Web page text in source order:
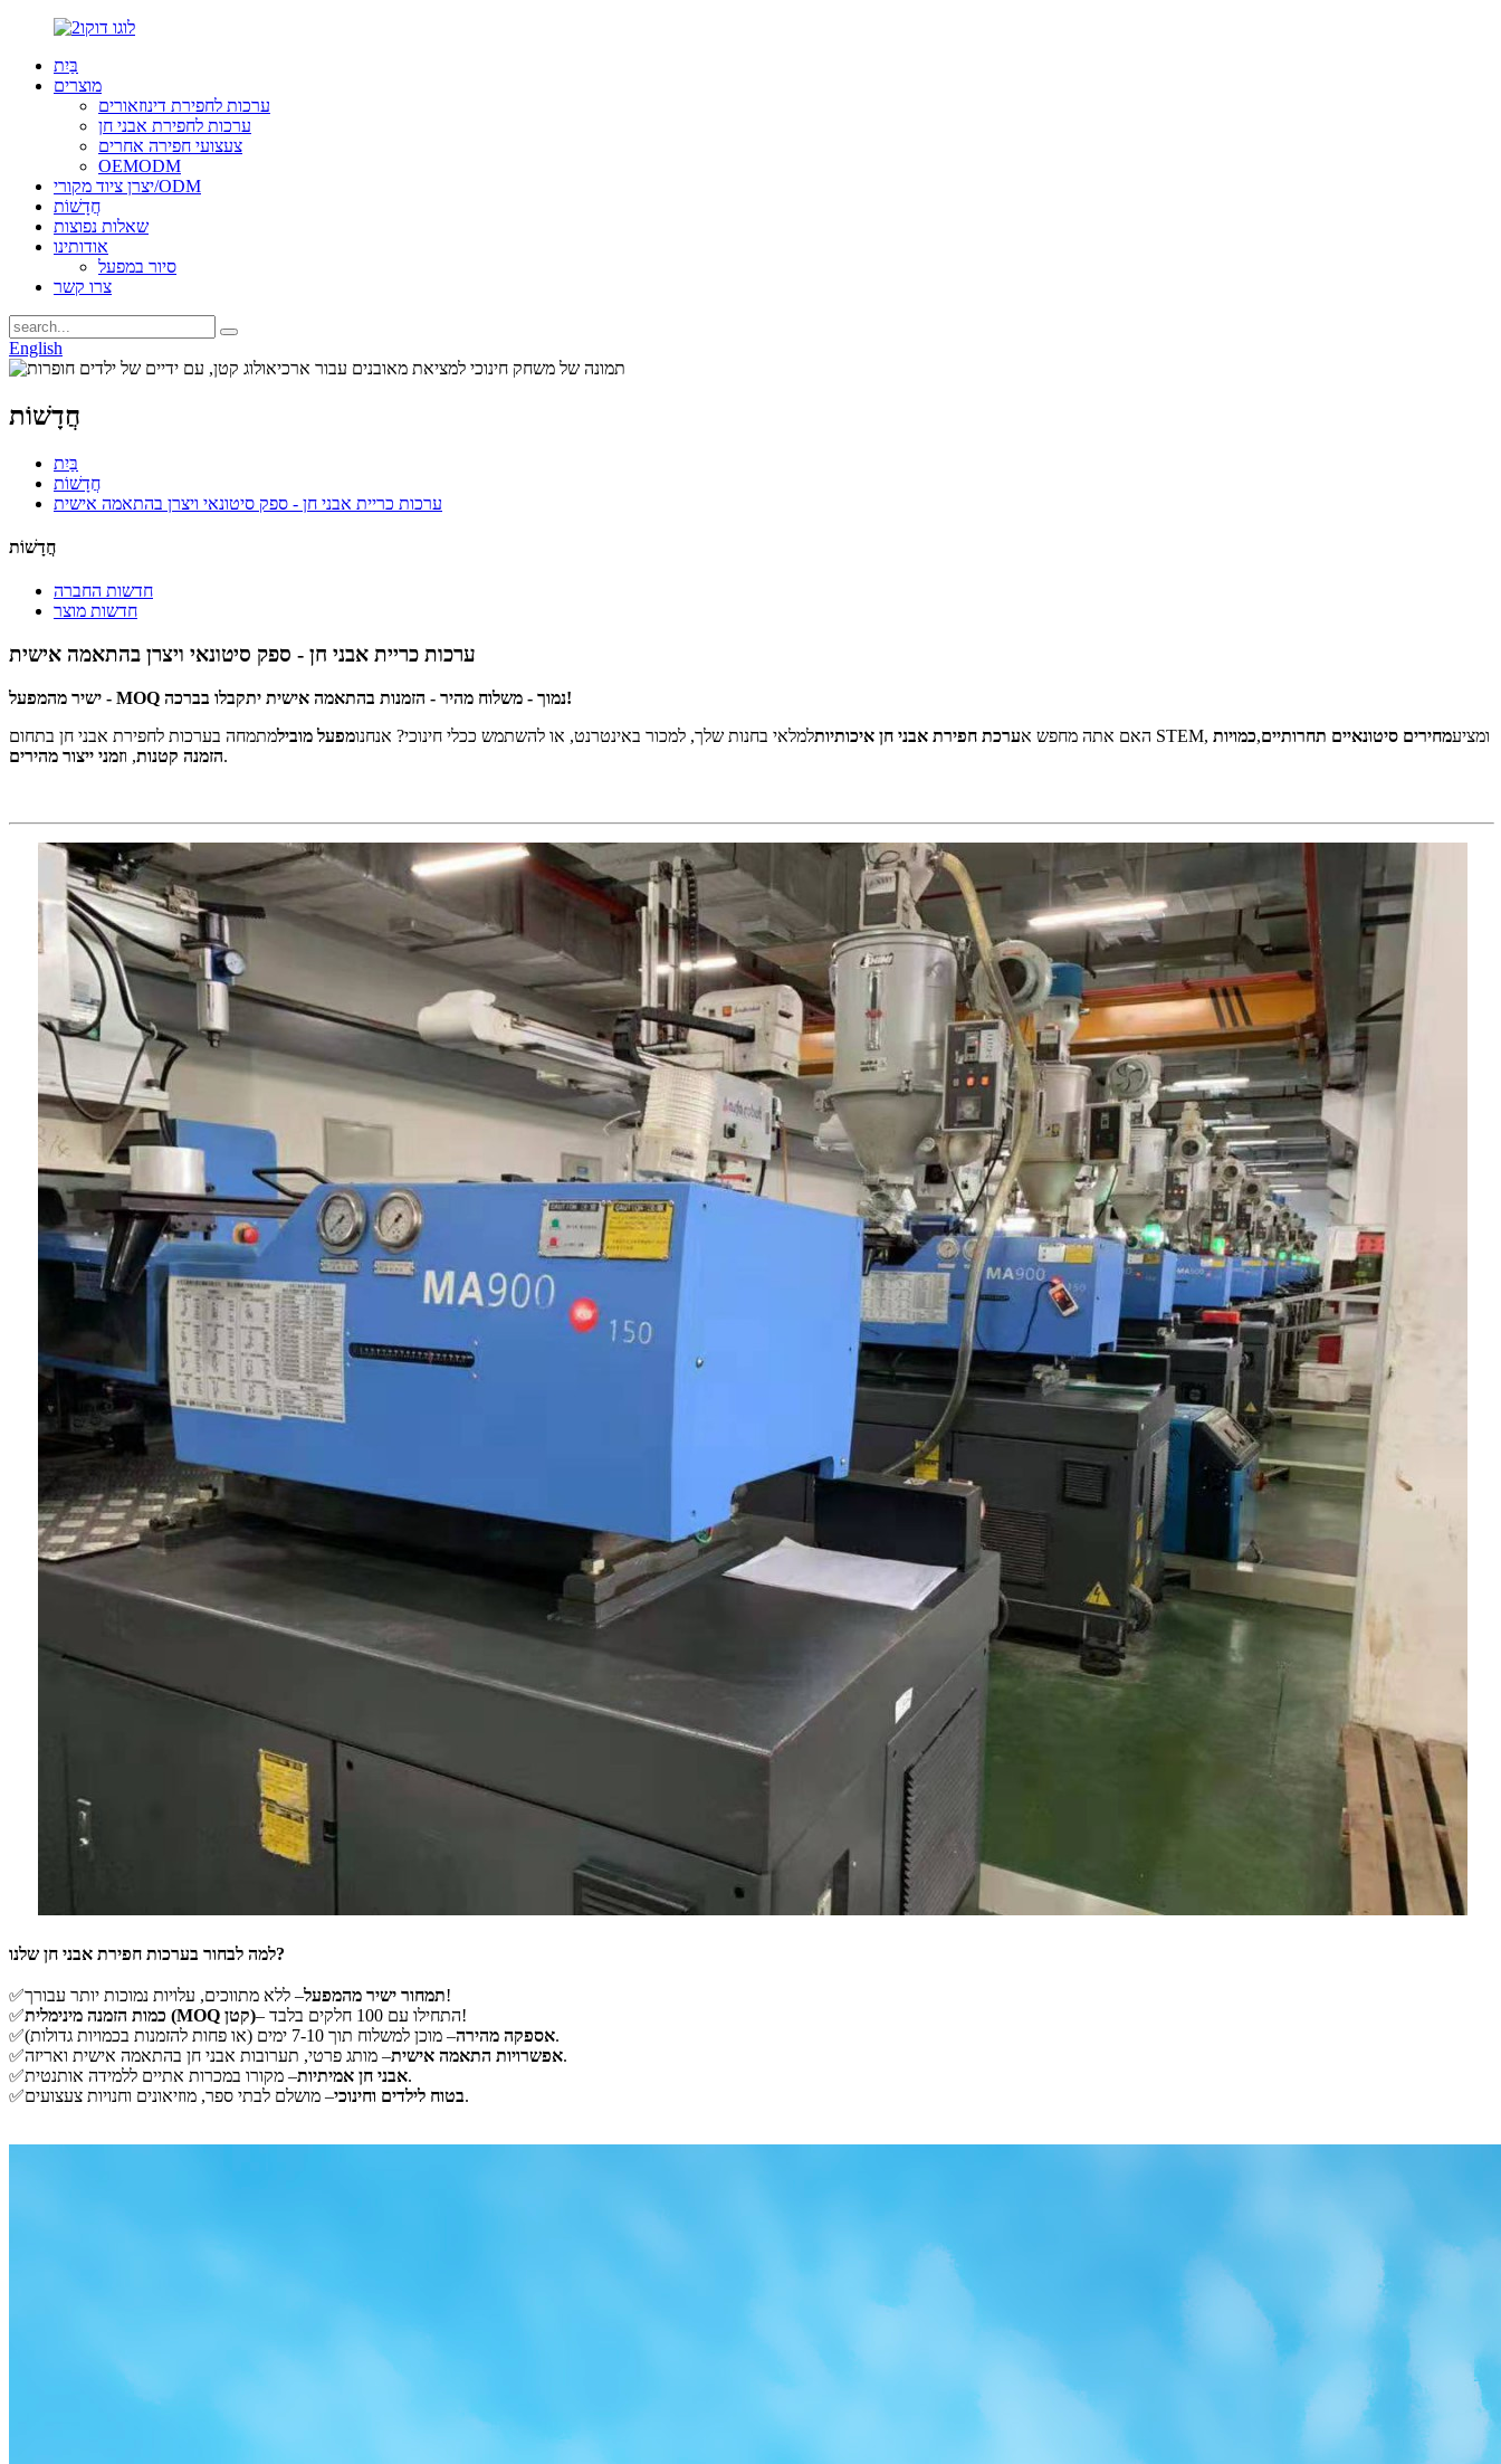
בַּיִת
מוצרים
ערכות לחפירת דינוזאורים
ערכות לחפירת אבני חן
צעצועי חפירה אחרים
OEMODM
יצרן ציוד מקורי/ODM
חֲדָשׁוֹת
שאלות נפוצות
אודותינו
סיור במפעל
צרו קשר
English
חֲדָשׁוֹת
בַּיִת
חֲדָשׁוֹת
ערכות כריית אבני חן - ספק סיטונאי ויצרן בהתאמה אישית
חֲדָשׁוֹת
חדשות החברה
חדשות מוצר
ערכות כריית אבני חן - ספק סיטונאי ויצרן בהתאמה אישית
ישיר מהמפעל - MOQ נמוך - משלוח מהיר - הזמנות בהתאמה אישית יתקבלו בברכה!
האם אתה מחפש אערכת חפירת אבני חן איכותיותלמלאי בחנות שלך, למכור באינטרנט, או להשתמש ככלי חינוכי? אנחנומפעל מוביל מתמחה בערכות לחפירת אבני חן בתחום STEM, ומציעמחירים סיטונאיים תחרותיים,כמויות
הזמנה קטנות, וזמני ייצור מהירים .
למה לבחור בערכות חפירת אבני חן שלנו?
✅ תמחור ישיר מהמפעל– ללא מתווכים, עלויות נמוכות יותר עבורך!
✅
כמות הזמנה מינימלית (MOQ קטן)
– התחילו עם 100 חלקים בלבד!
✅
אספקה ​​מהירה– מוכן למשלוח תוך 7-10 ימים (או פחות להזמנות בכמויות גדולות).
✅
אפשרויות התאמה אישית– מותג פרטי, תערובות אבני חן בהתאמה אישית ואריזה.
✅
אבני חן אמיתיות– מקורו במכרות אתיים ללמידה אותנטית.
✅
בטוח לילדים וחינוכי– מושלם לבתי ספר, מוזיאונים וחנויות צעצועים.